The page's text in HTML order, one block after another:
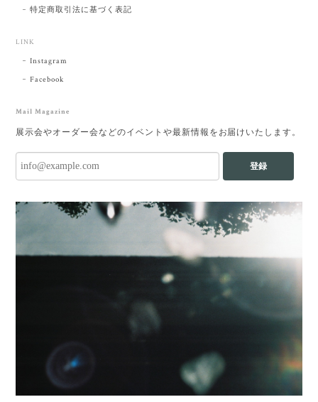
特定商取引法に基づく表記
LINK
Instagram
Facebook
Mail Magazine
展示会やオーダー会などのイベントや最新情報をお届けいたします。
登録